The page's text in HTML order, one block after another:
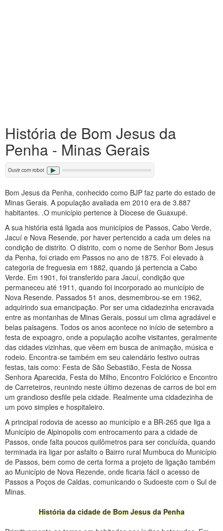
História de Bom Jesus da
Penha - Minas Gerais
Ouvir com robot
Bom Jesus da Penha, conhecido como BJP faz parte do estado de
Minas Gerais. A população avaliada em 2010 era de 3.887
habitantes. .O município pertence à Diocese de Guaxupé.
A sua história está ligada aos municípios de Passos, Cabo Verde,
Jacuí e Nova Resende, por haver pertencido a cada um deles na
condição de distrito. O distrito, com o nome de Senhor Bom Jesus
da Penha, foi criado em Passos no ano de 1875. Foi elevado à
categoria de freguesia em 1882, quando já pertencia a Cabo
Verde. Em 1901, foi transferido para Jacuí, condição que
permaneceu até 1911, quando foi incorporado ao município de
Nova Resende. Passados 51 anos, desmembrou-se em 1962,
adquirindo sua emancipação. Por ser uma cidadezinha encravada
entre as montanhas de Minas Gerais, possui um clima agradável e
belas paisagens. Todos os anos acontece no início de setembro a
festa de expoagro, onde a população acolhe visitantes, geralmente
das cidades vizinhas, que vêem em busca de animação, música e
rodeio. Encontra-se também em seu calendário festivo outras
festas, tais como: Festa de São Sebastião, Festa de Nossa
Senhora Aparecida, Festa do Milho, Encontro Folclórico e Encontro
de Carreteiros, reunindo neste último dezenas de carros de boi em
um grandioso desfile pela cidade. Realmente uma cidadezinha de
um povo simples e hospitaleiro.
A principal rodovia de acesso ao município e a BR-265 que liga a
Município de Alpinopolis com entrocamento para a cidade de
Passos, onde falta poucos quilômetros para ser concluída, quando
terminada ira ligar por asfalto o Bairro rural Mumbuca do Município
de Passos, bem como de certa forma a projeto de ligação também
ao Município de Nova Rezende, onde ficaria fácil o acesso de
Passos a Poços de Caldas, comunicando o Sudoeste com o Sul de
Minas.
História da cidade de Bom Jesus da Penha